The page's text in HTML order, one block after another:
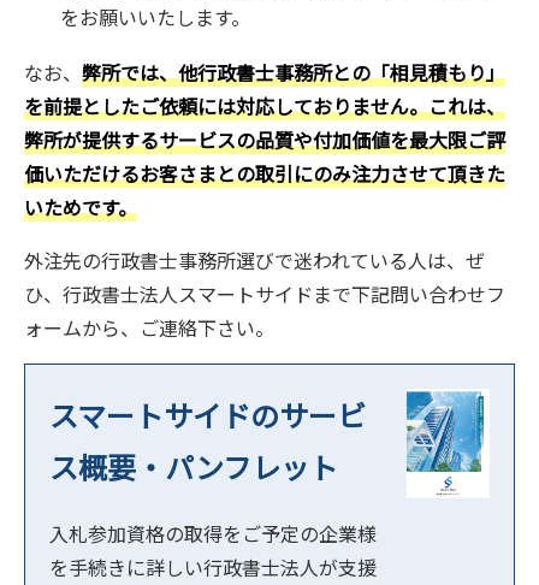
をお願いいたします。
なお、 弊所では、他行政書士事務所との「相見積もり」
を前提としたご依頼には対応しておりません。これは、
弊所が提供するサービスの品質や付加価値を最大限ご評
価いただけるお客さまとの取引にのみ注力させて頂きた
いためです。
外注先の行政書士事務所選びで迷われている人は、ぜ
ひ、行政書士法人スマートサイドまで下記問い合わせフ
ォームから、ご連絡下さい。
スマートサイドのサービ
ス概要・パンフレット
入札参加資格の取得をご予定の企業様
を手続きに詳しい行政書士法人が支援